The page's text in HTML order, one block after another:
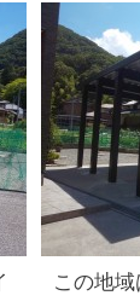
この地